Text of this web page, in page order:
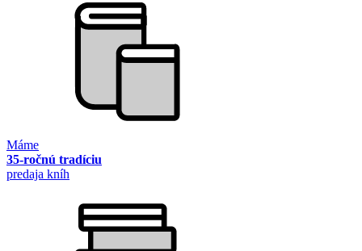
Máme
35-ročnú tradíciu
predaja kníh